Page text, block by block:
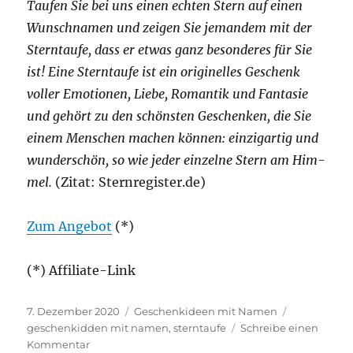
Tau­fen Sie bei uns einen ech­ten Stern auf einen
Wunsch­na­men und zei­gen Sie jeman­dem mit der
Stern­tau­fe, dass er etwas ganz beson­de­res für Sie
ist! Eine Stern­tau­fe ist ein ori­gi­nel­les Geschenk
vol­ler Emo­tio­nen, Lie­be, Roman­tik und Fan­ta­sie
und gehört zu den schöns­ten Geschen­ken, die Sie
einem Men­schen machen kön­nen: ein­zig­ar­tig und
wun­der­schön, so wie jeder ein­zel­ne Stern am Him­
mel. (Zitat: Sternregister.de)
Zum Ange­bot (*)
(*) Affi­lia­te-Link
Veröffentlicht
am
7. Dezember 2020 Kategorien
Geschenkideen mit Namen
geschenkidden mit namen,sterntaufe
Schreibe einen
Kommentarzu